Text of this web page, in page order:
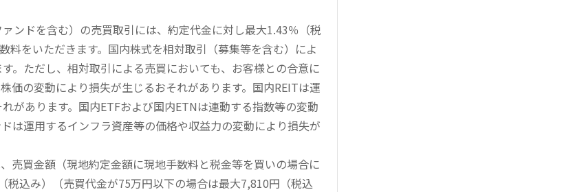
ンドを含む）の売買取引には、約定代金に対し最大1.43％（税
をいただきます。国内株式を相対取引（募集等を含む）によ
。ただし、相対取引による売買においても、お客様との合意に
価の変動により損失が生じるおそれがあります。国内REITは運
があります。国内ETFおよび国内ETNは連動する指数等の変動
は運用するインフラ資産等の価格や収益力の変動により損失が
売買金額（現地約定金額に現地手数料と税金等を買いの場合に
込み）（売買代金が75万円以下の場合は最大7,810円（税込